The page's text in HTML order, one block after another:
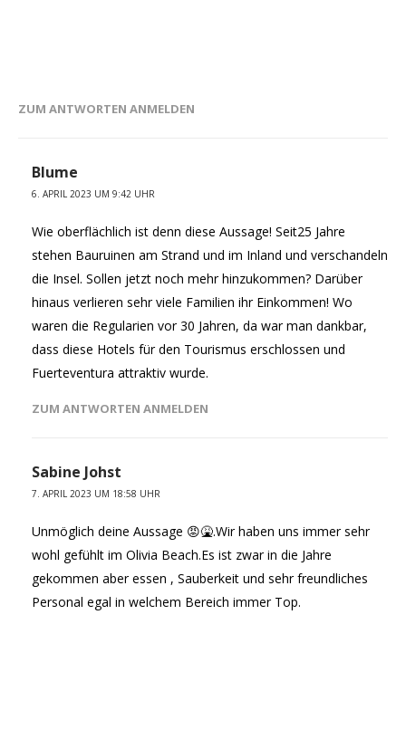
ZUM ANTWORTEN ANMELDEN
Blume
6. APRIL 2023 UM 9:42 UHR
Wie oberflächlich ist denn diese Aussage! Seit25 Jahre
stehen Bauruinen am Strand und im Inland und verschandeln
die Insel. Sollen jetzt noch mehr hinzukommen? Darüber
hinaus verlieren sehr viele Familien ihr Einkommen! Wo
waren die Regularien vor 30 Jahren, da war man dankbar,
dass diese Hotels für den Tourismus erschlossen und
Fuerteventura attraktiv wurde.
ZUM ANTWORTEN ANMELDEN
Sabine Johst
7. APRIL 2023 UM 18:58 UHR
Unmöglich deine Aussage 😡🤮.Wir haben uns immer sehr
wohl gefühlt im Olivia Beach.Es ist zwar in die Jahre
gekommen aber essen , Sauberkeit und sehr freundliches
Personal egal in welchem Bereich immer Top.